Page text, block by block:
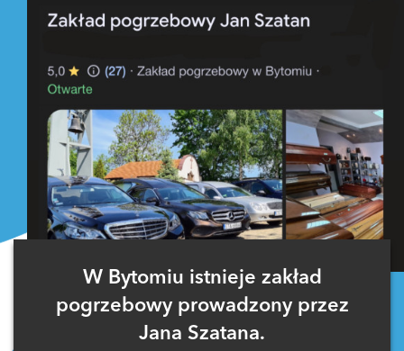
W Bytomiu istnieje zakład
pogrzebowy prowadzony przez
Jana Szatana.